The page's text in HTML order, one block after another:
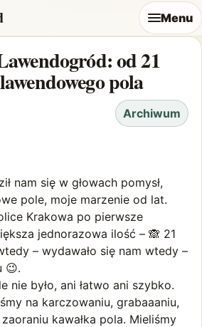
Menu
od 21
pola
Archiwum
nam się w głowach pomysł,
pole, moje marzenie od lat.
Krakowa po pierwsze
jednorazowa ilość – 🙈 21
– wydawało się nam wtedy –
😉.
nie było, ani łatwo ani szybko.
na karczowaniu, grabaaaniu,
kawałka pola. Mieliśmy